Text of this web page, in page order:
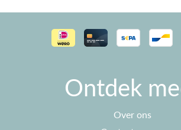
Ontdek
Over ons